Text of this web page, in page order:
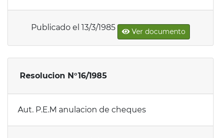
Publicado el 13/3/1985 Ver documento
Resolucion N°16/1985
Aut. P.E.M anulacion de cheques